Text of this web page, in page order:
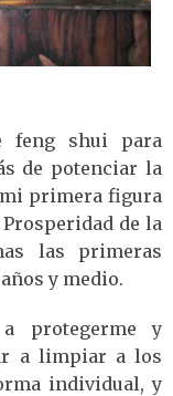
feng shui para
de potenciar la
primera figura
Prosperidad de la
las primeras
y medio.
protegerme y
a limpiar a los
individual, y